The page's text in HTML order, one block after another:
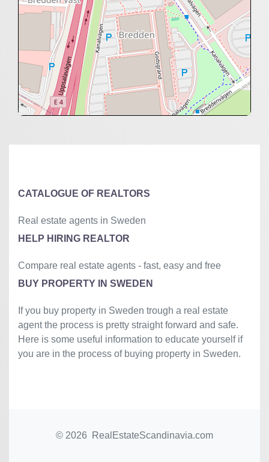
CATALOGUE OF REALTORS
Real estate agents in Sweden
HELP HIRING REALTOR
Compare real estate agents - fast, easy and free
BUY PROPERTY IN SWEDEN
If you buy property in Sweden trough a real estate
agent the process is pretty straight forward and safe.
Here is some useful information to educate yourself if
you are in the process of buying property in Sweden.
© 2026 RealEstateScandinavia.com